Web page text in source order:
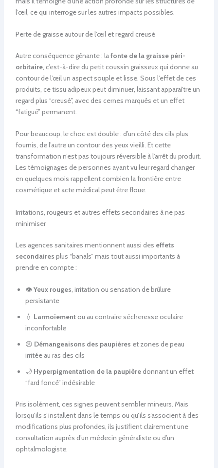
l’œil, ce qui interroge sur les autres impacts possibles.
Perte de graisse autour de l’œil et regard creusé
Autre conséquence gênante : lafonte de la graisse péri-
orbitaire, c’est-à-dire du petit coussin graisseux qui donne au
contour de l’œil un aspect souple et lisse. Sous l’effet de ces
produits, ce tissu adipeux peut diminuer, laissant apparaître un
regard plus “creusé”, avec des cernes marqués et un effet
“fatigué” permanent.
Pour beaucoup, le choc est double : d’un côté des cils plus
fournis, de l’autre un contour des yeux vieilli. Et cette
transformation n’est pas toujours réversible à l’arrêt du produit.
Les témoignages de personnes ayant vu leur regard changer
en quelques mois rappellent combien la frontière entre
cosmétique et acte médical peut être floue.
Irritations, rougeurs et autres effets secondaires à ne pas
minimiser
Les agences sanitaires mentionnent aussi des effets
secondaires plus “banals” mais tout aussi importants à
prendre en compte :
👁️Yeux rouges, irritation ou sensation de brûlure
persistante
💧 Larmoiementou au contraire sécheresse oculaire
inconfortable
😣 Démangeaisons des paupières et zones de peau
irritée au ras des cils
🌙 Hyperpigmentation de la paupièredonnant un effet
“fard foncé” indésirable
Pris isolément, ces signes peuvent sembler mineurs. Mais
lorsqu’ils s’installent dans le temps ou qu’ils s’associent à des
modifications plus profondes, ils justifient clairement une
consultation auprès d’un médecin généraliste ou d’un
ophtalmologiste.